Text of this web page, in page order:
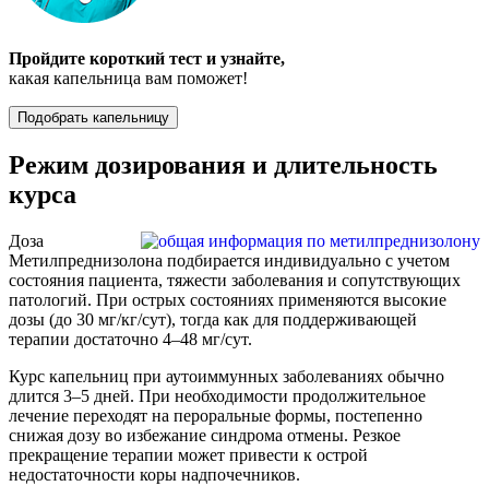
Пройдите короткий тест и узнайте,
какая капельница вам поможет!
Подобрать капельницу
Режим дозирования и длительность
курса
Доза
Метилпреднизолона подбирается индивидуально с учетом
состояния пациента, тяжести заболевания и сопутствующих
патологий. При острых состояниях применяются высокие
дозы (до 30 мг/кг/сут), тогда как для поддерживающей
терапии достаточно 4–48 мг/сут.
Курс капельниц при аутоиммунных заболеваниях обычно
длится 3–5 дней. При необходимости продолжительное
лечение переходят на пероральные формы, постепенно
снижая дозу во избежание синдрома отмены. Резкое
прекращение терапии может привести к острой
недостаточности коры надпочечников.